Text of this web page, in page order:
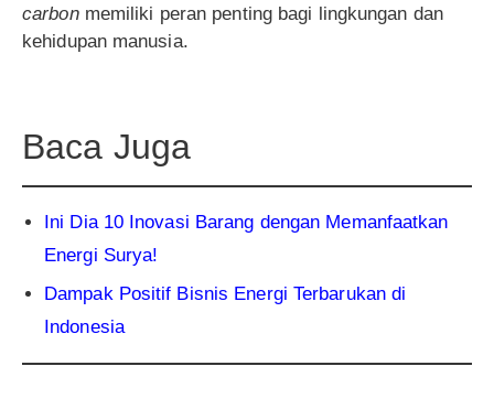
carbonmemiliki peran penting bagi lingkungan dan
kehidupan manusia.
Baca Juga
Ini Dia 10 Inovasi Barang dengan Memanfaatkan
Energi Surya!
Dampak Positif Bisnis Energi Terbarukan di
Indonesia